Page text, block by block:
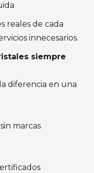
reales de cada
innecesarios.
siempre
diferencia en una
marcas